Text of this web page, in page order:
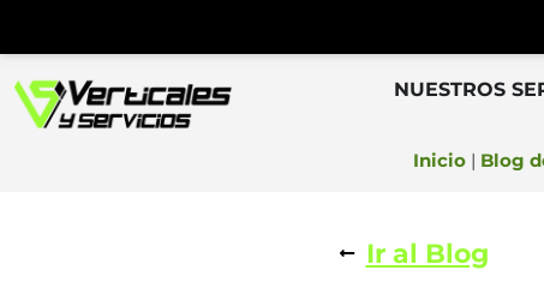
NUESTROS
Inicio | Blog
Ir al Blog